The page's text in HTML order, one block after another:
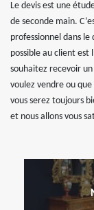
Le devis est une
de seconde main.
professionnel dans
possible au client est
souhaitez recevoir un
voulez vendre ou
vous serez toujours
et nous allons vous